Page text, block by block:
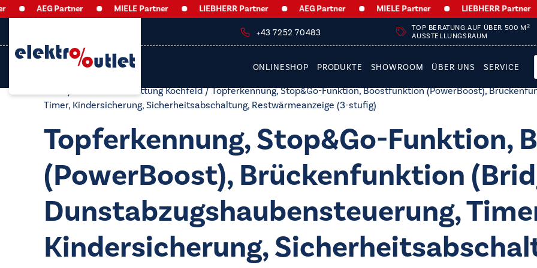
AEG Partner MIELE Partner LIEBHERR Partner AEG Partner MIELE Partner LIEBHERR Partner
+43 7252 70483 TOP BERATUNG AUF ÜBER 500 M2
AUSSTELLUNGSRAUM
ONLINESHOP PRODUKTE SHOWROOM ÜBER UNS SERVICE
/ Produkt Ausstattung Kochfeld / Topferkennung, Stop&Go-Funktion, Boostfunktion (PowerBoost),
Timer, Kindersicherung, Sicherheitsabschaltung, Restwärmeanzeige (3-stufig)
Topferkennung, Stop&Go-Funktion,
(PowerBoost), Brückenfunktion
Dunstabzugshaubensteuerung,
Kindersicherung,